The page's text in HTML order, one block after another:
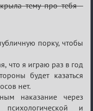
тему про тебя -
порку, чтобы
что я играю раз в год
будет казаться
нет.
наказание через
и